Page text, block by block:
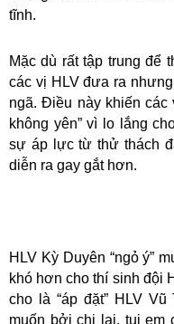
tĩnh.
Mặc dù rất tập trung để
các vị HLV đưa ra
ngã. Điều này khiến các
không yên” vì lo lắng
sự áp lực từ thử thách
diễn ra gay gắt hơn.
HLV Kỳ Duyên “ngỏ ý”
khó hơn cho thí sinh đội
cho là “áp đặt” HLV
muốn bởi chị lại, tụi em